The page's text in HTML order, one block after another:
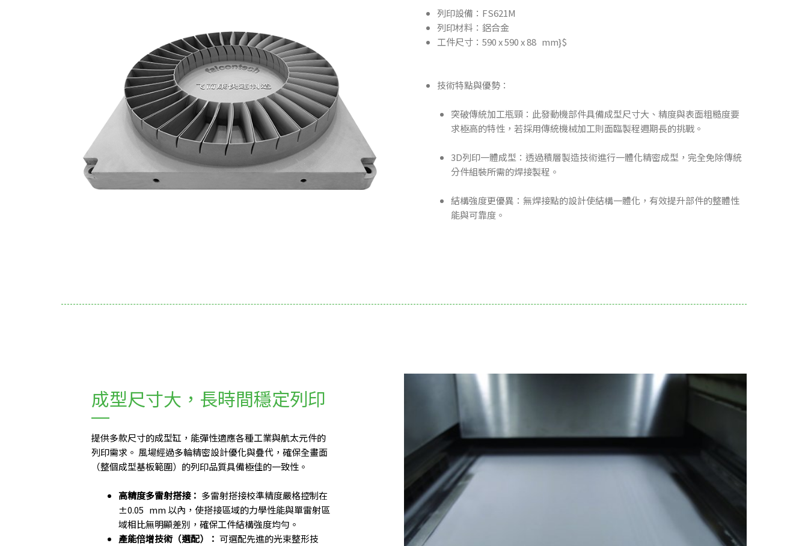
列印設備：FS621M
列印材料：鋁合金
工件尺寸： 590 x 590 x 88 mm}$
技術特點與優勢：
突破傳統加工瓶頸：此發動機部件具備成型尺寸大、精度與表面粗糙度要
求極高的特性，若採用傳統機械加工則面臨製程週期長的挑戰。
3D列印一體成型：透過積層製造技術進行一體化精密成型，完全免除傳統
分件組裝所需的焊接製程。
結構強度更優異：無焊接點的設計使結構一體化，有效提升部件的整體性
能與可靠度。
成型尺寸大，長時間穩定列印
提供多款尺寸的成型缸，能彈性適應各種工業與航太元件的
列印需求。 風場經過多輪精密設計優化與疊代，確保全畫面
（整個成型基板範圍）的列印品質具備極佳的一致性。
高精度多雷射搭接： 多雷射搭接校準精度嚴格控制在
±0.05 mm以內，使搭接區域的力學性能與單雷射區
域相比無明顯差別，確保工件結構強度均勻。
產能倍增技術（選配）： 可選配先進的光束整形技